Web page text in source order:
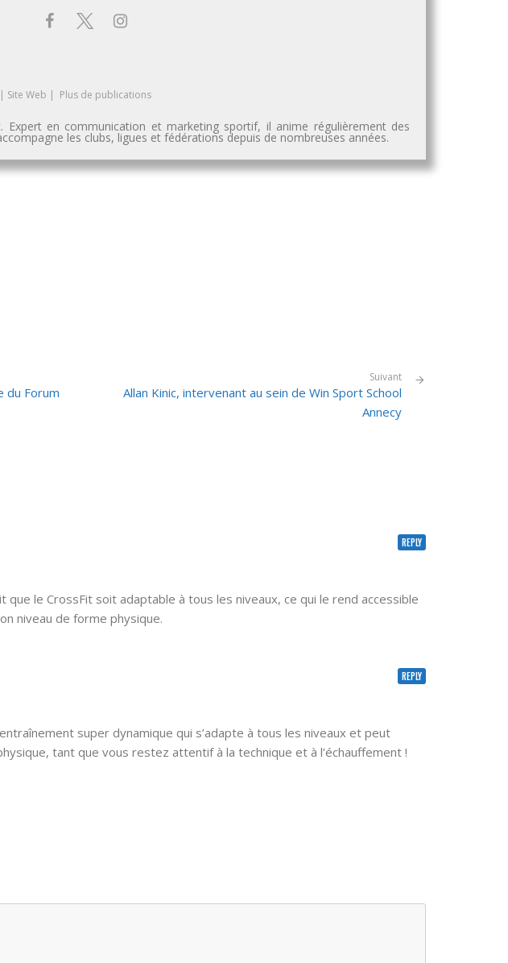
| Site Web | Plus de publications
Expert en communication et marketing sportif, il anime régulièrement des
les clubs, ligues et fédérations depuis de nombreuses années.
du Forum
Suivant
Allan Kinic, intervenant au sein de Win Sport School
Annecy
REPLY
que le CrossFit soit adaptable à tous les niveaux, ce qui le rend accessible
niveau de forme physique.
REPLY
super dynamique qui s’adapte à tous les niveaux et peut
tant que vous restez attentif à la technique et à l’échauffement !